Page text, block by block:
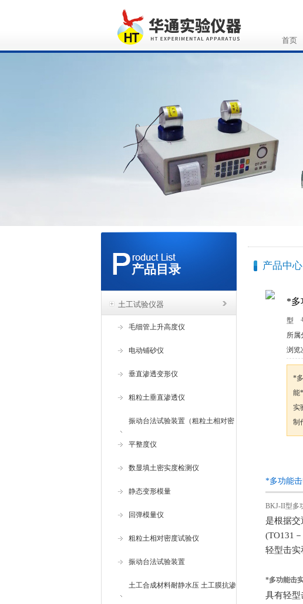
首页
产品目录
土工试验仪器
毛细管上升高度仪
电动铺砂仪
垂直渗透变形仪
粗粒土垂直渗透仪
振动台法试验装置（粗粒土相对密
度试验仪 ）
平整度仪
数显填土密实度检测仪
静态变形模量
回弹模量仪
粗粒土相对密度试验仪
振动台法试验装置
土工合成材料耐静水压 土工膜抗渗
产品中心
*多
型
所属
浏览
*
能
实
制
*多功能击
BKJ-II型多
是根据
(TO131 －
轻型击实
*多功能击
具有轻型